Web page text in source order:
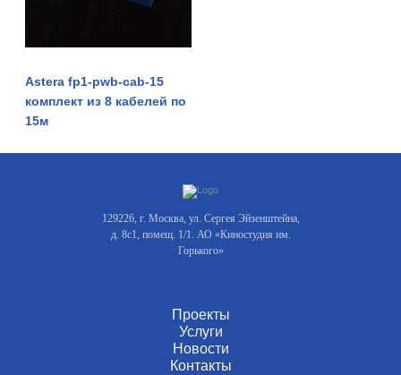
Astera fp1-pwb-cab-15
комплект из 8 кабелей по
15м
129226, г. Москва, ул. Сергея Эйзенштейна,
д. 8с1, помещ. 1/1. АО «Киностудия им.
Горького»
Проекты
Услуги
Новости
Контакты